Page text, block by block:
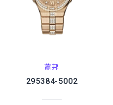
蕭邦
295384-5002